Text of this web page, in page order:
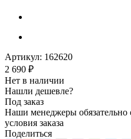
Артикул: 162620
2 690 ₽
Нет в наличии
Нашли дешевле?
Под заказ
Наши менеджеры обязательно
условия заказа
Поделиться